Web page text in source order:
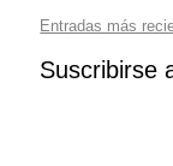
Entradas más
Suscribirse